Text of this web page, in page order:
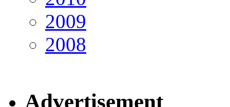
2009
2008
Advertisement